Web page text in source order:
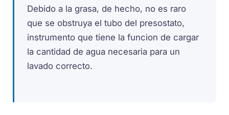
Debido a la grasa, de hecho, no es raro
que se obstruya el tubo del presostato,
instrumento que tiene la funcion de cargar
la cantidad de agua necesaria para un
lavado correcto.